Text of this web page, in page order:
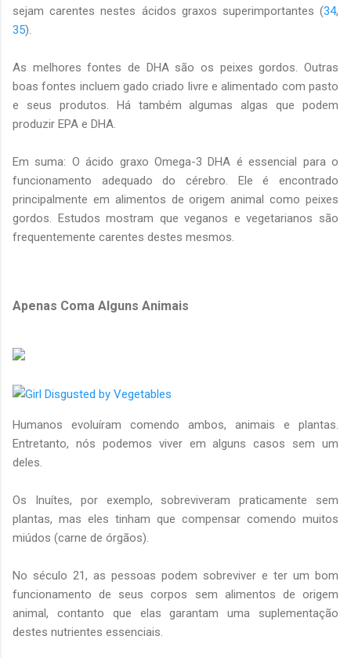
sejam carentes nestes ácidos graxos superimportantes (34,
35).
As melhores fontes de DHA são os peixes gordos. Outras
boas fontes incluem gado criado livre e alimentado com pasto
e seus produtos. Há também algumas algas que podem
produzir EPA e DHA.
Em suma: O ácido graxo Omega-3 DHA é essencial para o
funcionamento adequado do cérebro. Ele é encontrado
principalmente em alimentos de origem animal como peixes
gordos. Estudos mostram que veganos e vegetarianos são
frequentemente carentes destes mesmos.
Apenas Coma Alguns Animais
Humanos evoluíram comendo ambos, animais e plantas.
Entretanto, nós podemos viver em alguns casos sem um
deles.
Os Inuítes, por exemplo, sobreviveram praticamente sem
plantas, mas eles tinham que compensar comendo muitos
miúdos (carne de órgãos).
No século 21, as pessoas podem sobreviver e ter um bom
funcionamento de seus corpos sem alimentos de origem
animal, contanto que elas garantam uma suplementação
destes nutrientes essenciais.